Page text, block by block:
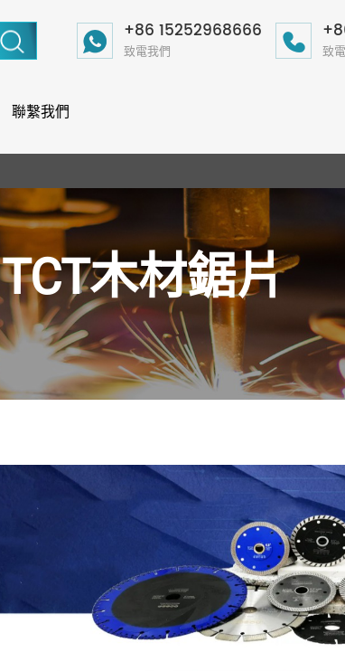
+86 15252968666
致電我們 致
聯繫我們
TCT木材鋸片